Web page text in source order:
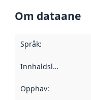
Om dataane
Språk:
Innhaldsleverandørar
Opphav: